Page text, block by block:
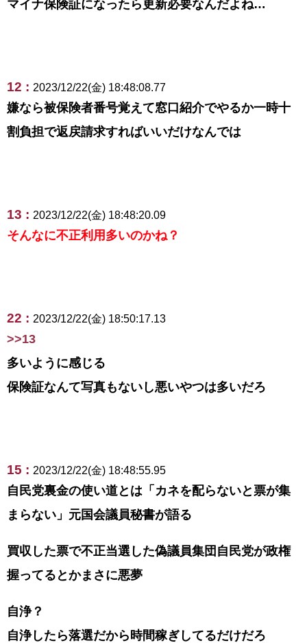
マイナ保険証になったら更新必要なんだよね…
12 : 2023/12/22(金) 18:48:08.77
嫌なら被保険者番号覚えて窓口紹介でやるか一時十
割負担で返戻請求すればいいだけなんでは
13 : 2023/12/22(金) 18:48:20.09
そんなに不正利用多いのかね？
22 : 2023/12/22(金) 18:50:17.13
>>13
多いように感じる
保険証なんて写真もないし悪いやつは多いだろ
15 : 2023/12/22(金) 18:48:55.95
自民党裏金の使い道とは「カネを配らないと票が集
まらない」元国会議員秘書が語る
買収した票で不正当選した偽議員集団自民党が政権
握ってるとかまさに悪夢
自浄？
自浄したら落選だから時間稼ぎしてるだけだろ